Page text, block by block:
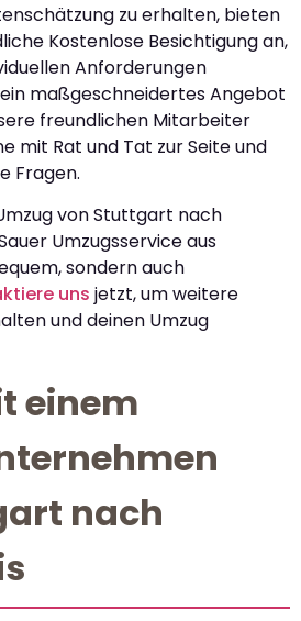
zu erhalten, bieten
Kostenlose Besichtigung an,
Anforderungen
maßgeschneidertes Angebot
freundlichen Mitarbeiter
mit Rat und Tat zur Seite und
Fragen.
von Stuttgart nach
Umzugsservice aus
sondern auch
uns jetzt, um weitere
und deinen Umzug
einem
nach